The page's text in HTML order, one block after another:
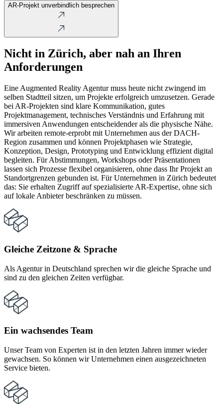
AR-Projekt unverbindlich besprechen
Nicht in Zürich, aber nah an Ihren
Anforderungen
Eine Augmented Reality Agentur muss heute nicht zwingend im
selben Stadtteil sitzen, um Projekte erfolgreich umzusetzen. Gerade
bei AR-Projekten sind klare Kommunikation, gutes
Projektmanagement, technisches Verständnis und Erfahrung mit
immersiven Anwendungen entscheidender als die physische Nähe.
Wir arbeiten remote-erprobt mit Unternehmen aus der DACH-
Region zusammen und können Projektphasen wie Strategie,
Konzeption, Design, Prototyping und Entwicklung effizient digital
begleiten. Für Abstimmungen, Workshops oder Präsentationen
lassen sich Prozesse flexibel organisieren, ohne dass Ihr Projekt an
Standortgrenzen gebunden ist. Für Unternehmen in Zürich bedeutet
das: Sie erhalten Zugriff auf spezialisierte AR-Expertise, ohne sich
auf lokale Anbieter beschränken zu müssen.
Gleiche Zeitzone & Sprache
Als Agentur in Deutschland sprechen wir die gleiche Sprache und
sind zu den gleichen Zeiten verfügbar.
Ein wachsendes Team
Unser Team von Experten ist in den letzten Jahren immer wieder
gewachsen. So können wir Unternehmen einen ausgezeichneten
Service bieten.